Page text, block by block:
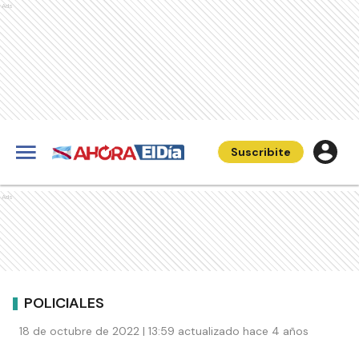
Ads
Suscribite
Ads
POLICIALES
18 de octubre de 2022 | 13:59 actualizado hace 4 años